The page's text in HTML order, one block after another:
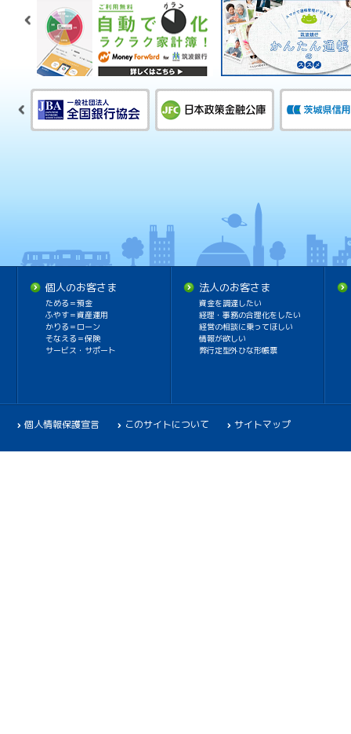
個人のお客さま
ためる＝預金
ふやす＝資産運用
かりる＝ローン
そなえる＝保険
サービス・サポート
法人のお客さま
資金を調達したい
経理・事務の合理化をしたい
経営の相談に乗ってほしい
情報が欲しい
弊行定型外ひな形帳票
個人情報保護宣言 このサイトについて サイトマップ